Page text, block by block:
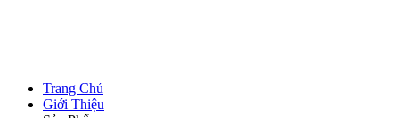
Trang Chủ
Giới Thiệu